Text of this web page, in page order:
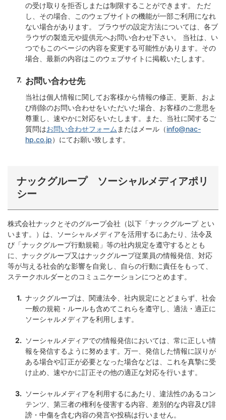
の受け取りを拒否しまたは制限することができます。 ただ
し、その場合、このウェブサイトの機能が一部ご利用になれ
ない場合があります。 ブラウザの設定方法については、各ブ
ラウザの製造元や提供元へお問い合わせ下さい。 当社は、い
つでもこのページの内容を変更する可能性があります。その
場合、最新の内容はこのウェブサイトに掲載いたします。
お問い合わせ先
当社は個人情報に関してお客様から情報の修正、更新、およ
び削除のお問い合わせをいただいた場合、お客様のご意思を
尊重し、速やかに対応をいたします。また、当社に関するご
質問はお問い合わせフォーム またはメール（info@nac-
hp.co.jp）にてお願い致します。
ナックグループ ソーシャルメディアポリ
シー
株式会社ナックとそのグループ会社（以下「ナックグループ とい
います。）は、ソーシャルメディアを活用するにあたり、法令及
び「ナックグループ行動規範」等の社内規定を遵守するととも
に、ナックグループ又はナックグループ従業員の情報発信、対応
等が与える社会的な影響を自覚し、自らの行動に責任をもって、
ステークホルダーとのコミュニケーションにつとめます。
ナックグループは、関連法令、社内規定にとどまらず、社会
一般の規範・ルールも含めてこれらを遵守し、適法・適正に
ソーシャルメディアを利用します。
ソーシャルメディアでの情報発信においては、常に正しい情
報を発信するように努めます。万一、発信した情報に誤りが
ある場合や訂正が必要となった場合などは、これを真摯に受
け止め、速やかに訂正その他の適正な対応を行います。
ソーシャルメディアを利用するにあたり、違法性のあるコン
テンツ、第三者の権利を侵害する内容、差別的な内容及び誹
謗・中傷を含む内容の発言や投稿は行いません。